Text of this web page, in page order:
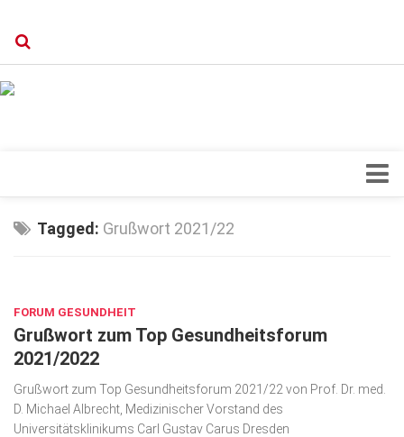
Orthopädie
Schönheit & Wohlbefinden
Special
Wirtschaft, Recht, Finanzen
Tagged: Grußwort 2021/22
FORUM GESUNDHEIT
Grußwort zum Top Gesundheitsforum
2021/2022
Grußwort zum Top Gesundheitsforum 2021/22 von Prof. Dr. med.
D. Michael Albrecht, Medizinischer Vorstand des
Universitätsklinikums Carl Gustav Carus Dresden